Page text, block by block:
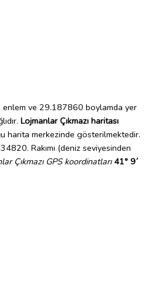
ve 29.187860 boylamda yer
Lojmanlar Çıkmazı haritası
harita merkezinde gösterilmektedir.
Rakımı (deniz seviyesinden
Çıkmazı GPS koordinatları 41° 9´